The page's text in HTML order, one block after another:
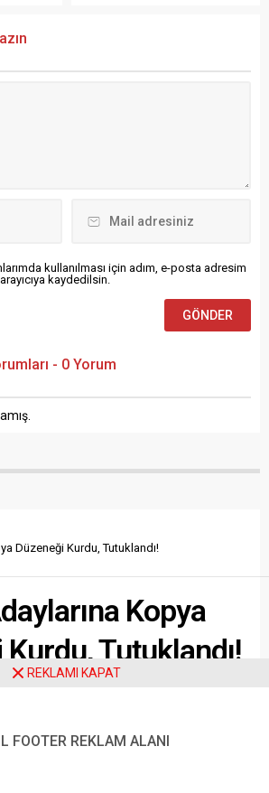
kullanılması için adım, e-posta adresim
kaydedilsin.
- 0 Yorum
Düzeneği Kurdu, Tutuklandı!
Kopya
Tutuklandı!
karşılığında başarı vaadiyle hareket
REKLAMI KAPAT
FOOTER REKLAM ALANI